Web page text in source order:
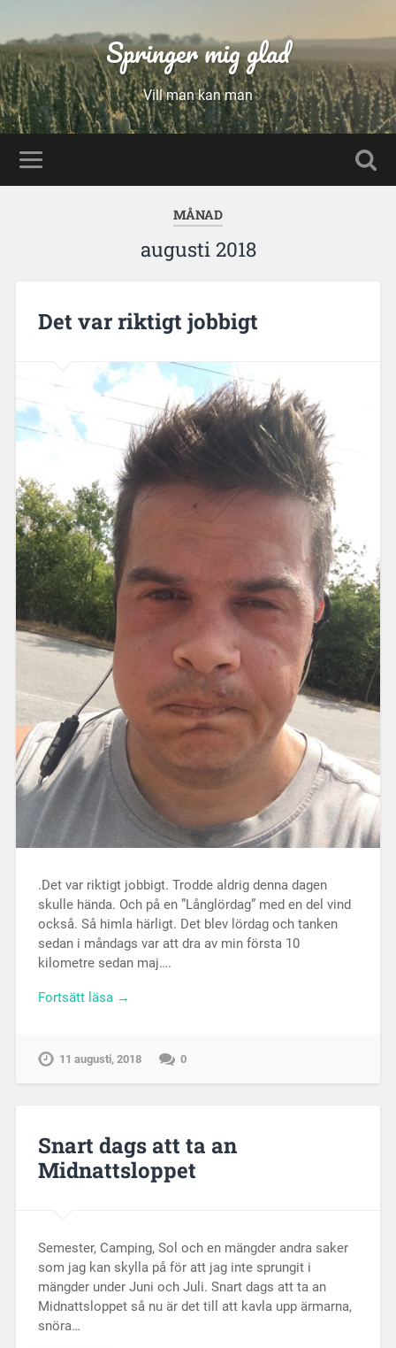
Springer mig glad
Vill man kan man
MÅNAD
augusti 2018
Det var riktigt jobbigt
.Det var riktigt jobbigt. Trodde aldrig denna dagen
skulle hända. Och på en ”Långlördag” med en del vind
också. Så himla härligt. Det blev lördag och tanken
sedan i måndags var att dra av min första 10
kilometre sedan maj….
Fortsätt läsa →
11 augusti, 2018 0
Snart dags att ta an
Midnattsloppet
Semester, Camping, Sol och en mängder andra saker
som jag kan skylla på för att jag inte sprungit i
mängder under Juni och Juli. Snart dags att ta an
Midnattsloppet så nu är det till att kavla upp ärmarna,
snöra…